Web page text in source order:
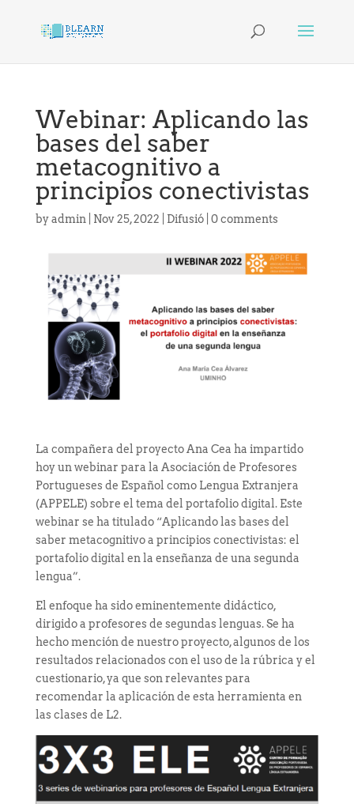
Webinar: Aplicando las
bases del saber
metacognitivo a
principios conectivistas
byadmin Nov 25, 2022 Difusió| 0 comments
La compañera del proyecto Ana Cea ha impartido
hoy un webinar para la Asociación de Profesores
Portugueses de Español como Lengua Extranjera
(APPELE) sobre el tema del portafolio digital. Este
webinar se ha titulado “Aplicando las bases del
saber metacognitivo a principios conectivistas: el
portafolio digital en la enseñanza de una segunda
lengua”.
El enfoque ha sido eminentemente didáctico,
dirigido a profesores de segundas lenguas. Se ha
hecho mención de nuestro proyecto, algunos de los
resultados relacionados con el uso de la rúbrica y el
cuestionario, ya que son relevantes para
recomendar la aplicación de esta herramienta en
las clases de L2.